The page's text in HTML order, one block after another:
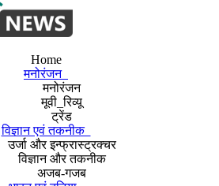
Home
मनोरंजन
मनोरंजन
मूवी_रिव्यू
ट्रेंड
विज्ञान एवं तकनीक
उर्जा और इन्फ्रास्ट्रक्चर
विज्ञान और तकनीक
अजब-गजब